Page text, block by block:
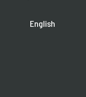
English